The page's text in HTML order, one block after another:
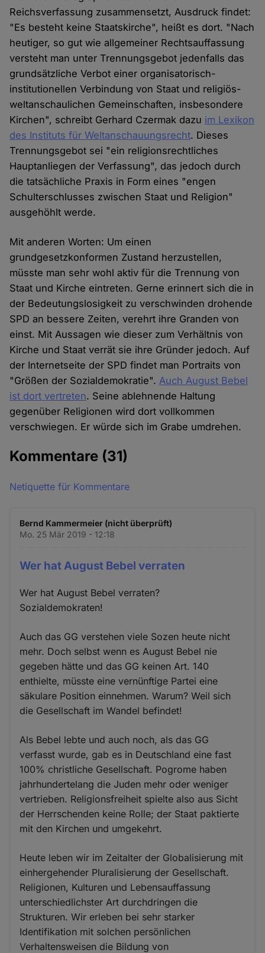
Reichsverfassung zusammensetzt, Ausdruck findet:
"Es besteht keine Staatskirche", heißt es dort. "Nach
heutiger, so gut wie allgemeiner Rechtsauffassung
versteht man unter Trennungsgebot jedenfalls das
grundsätzliche Verbot einer organisatorisch-
institutionellen Verbindung von Staat und religiös-
weltanschaulichen Gemeinschaften, insbesondere
Kirchen", schreibt Gerhard Czermak dazu im Lexikon
des Instituts für Weltanschauungsrecht. Dieses
Trennungsgebot sei "ein religionsrechtliches
Hauptanliegen der Verfassung", das jedoch durch
die tatsächliche Praxis in Form eines "engen
Schulterschlusses zwischen Staat und Religion"
ausgehöhlt werde.
Mit anderen Worten: Um einen
grundgesetzkonformen Zustand herzustellen,
müsste man sehr wohl aktiv für die Trennung von
Staat und Kirche eintreten. Gerne erinnert sich die in
der Bedeutungslosigkeit zu verschwinden drohende
SPD an bessere Zeiten, verehrt ihre Granden von
einst. Mit Aussagen wie dieser zum Verhältnis von
Kirche und Staat verrät sie ihre Gründer jedoch. Auf
der Internetseite der SPD findet man Portraits von
"Größen der Sozialdemokratie".Auch August Bebel
ist dort vertreten. Seine ablehnende Haltung
gegenüber Religionen wird dort vollkommen
verschwiegen. Er würde sich im Grabe umdrehen.
Kommentare (31)
Netiquette für Kommentare
Bernd Kammermeier (nicht überprüft)
Mo. 25 Mär 2019 - 12:18
Wer hat August Bebel verraten
Wer hat August Bebel verraten?
Sozialdemokraten!
Auch das GG verstehen viele Sozen heute nicht
mehr. Doch selbst wenn es August Bebel nie
gegeben hätte und das GG keinen Art. 140
enthielte, müsste eine vernünftige Partei eine
säkulare Position einnehmen. Warum? Weil sich
die Gesellschaft im Wandel befindet!
Als Bebel lebte und auch noch, als das GG
verfasst wurde, gab es in Deutschland eine fast
100% christliche Gesellschaft. Pogrome haben
jahrhundertelang die Juden mehr oder weniger
vertrieben. Religionsfreiheit spielte also aus Sicht
der Herrschenden keine Rolle; der Staat paktierte
mit den Kirchen und umgekehrt.
Heute leben wir im Zeitalter der Globalisierung mit
einhergehender Pluralisierung der Gesellschaft.
Religionen, Kulturen und Lebensauffassung
unterschiedlichster Art durchdringen die
Strukturen. Wir erleben bei sehr starker
Identifikation mit solchen persönlichen
Verhaltensweisen die Bildung von